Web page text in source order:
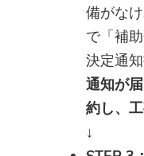
備がな
で「補
決定通
通知が
約し、
↓